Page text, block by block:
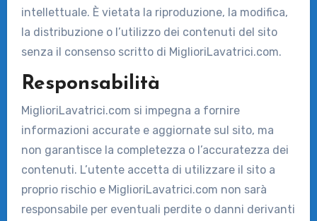
intellettuale. È vietata la riproduzione, la modifica,
la distribuzione o l’utilizzo dei contenuti del sito
senza il consenso scritto di MiglioriLavatrici.com.
Responsabilità
MiglioriLavatrici.com si impegna a fornire
informazioni accurate e aggiornate sul sito, ma
non garantisce la completezza o l’accuratezza dei
contenuti. L’utente accetta di utilizzare il sito a
proprio rischio e MiglioriLavatrici.com non sarà
responsabile per eventuali perdite o danni derivanti